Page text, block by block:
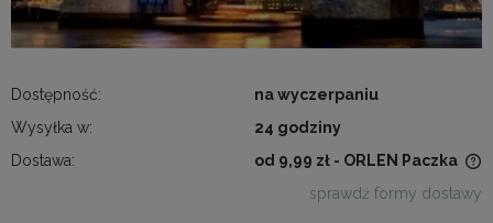
Dostępność:
na wyczerpaniu
Wysyłka w:
24 godziny
Dostawa:
od 9,99 zł - ORLEN Paczka
sprawdź formy dostawy